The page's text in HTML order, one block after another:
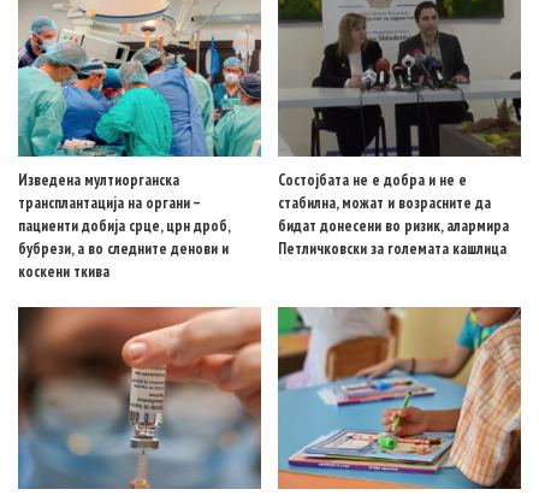
Изведена мултиорганска
трансплантација на органи –
пациенти добија срце, црн дроб,
бубрези, а во следните денови и
коскени ткива
Состојбата не е добра и не е
стабилна, можат и возрасните да
бидат донесени во ризик, алармира
Петличковски за големата кашлица